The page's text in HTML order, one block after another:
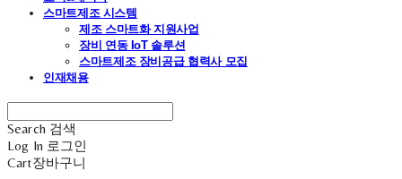
스마트제조 시스템
제조 스마트화 지원사업
장비 연동 IoT 솔루션
스마트제조 장비공급 협력사 모집
인재채용
Search 검색
Log In 로그인
Cart장바구니